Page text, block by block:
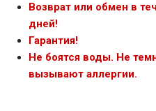
Возврат или обмен в
дней!
Гарантия!
Не боятся воды. Не
вызывают аллергии.